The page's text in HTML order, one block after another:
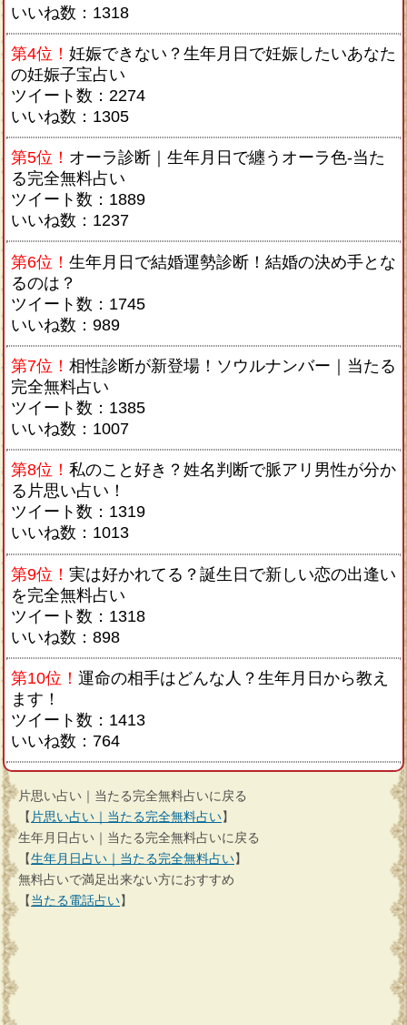
いいね数：1318
第4位！ 妊娠できない？生年月日で妊娠したいあなた
の妊娠子宝占い
ツイート数：2274
いいね数：1305
第5位！ オーラ診断｜生年月日で纏うオーラ色-当た
る完全無料占い
ツイート数：1889
いいね数：1237
第6位！ 生年月日で結婚運勢診断！結婚の決め手とな
るのは？
ツイート数：1745
いいね数：989
第7位！ 相性診断が新登場！ソウルナンバー｜当たる
完全無料占い
ツイート数：1385
いいね数：1007
第8位！ 私のこと好き？姓名判断で脈アリ男性が分か
る片思い占い！
ツイート数：1319
いいね数：1013
第9位！ 実は好かれてる？誕生日で新しい恋の出逢い
を完全無料占い
ツイート数：1318
いいね数：898
第10位！ 運命の相手はどんな人？生年月日から教え
ます！
ツイート数：1413
いいね数：764
片思い占い｜当たる完全無料占いに戻る
【 片思い占い｜当たる完全無料占い】
生年月日占い｜当たる完全無料占いに戻る
【生年月日占い｜当たる完全無料占い】
無料占いで満足出来ない方におすすめ
【当たる電話占い】